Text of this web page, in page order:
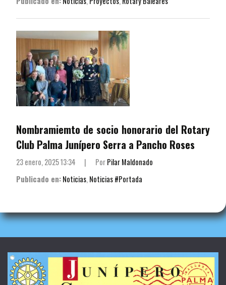
Nombramiemto de socio honorario del Rotary
Club Palma Junípero Serra a Pancho Roses
23 enero, 2025 13:34 | PorPilar Maldonado
Publicado en:Noticias,Noticias #Portada